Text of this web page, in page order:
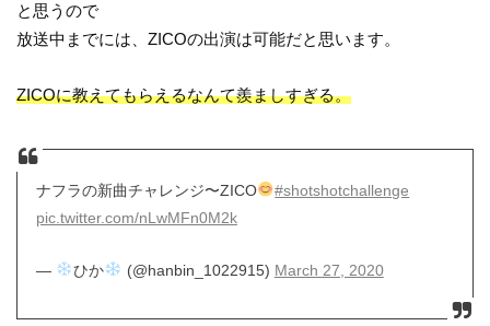
と思うので
放送中までには、ZICOの出演は可能だと思います。
ZICOに教えてもらえるなんて羨ましすぎる。
ナフラの新曲チャレンジ〜ZICO
#shotshotchallenge
pic.twitter.com/nLwMFn0M2k
— ひか (@hanbin_1022915) March 27, 2020